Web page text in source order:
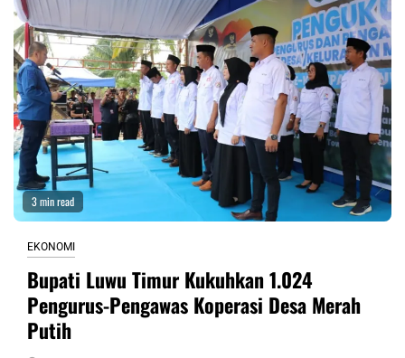
3 min read
EKONOMI
Bupati Luwu Timur Kukuhkan 1.024
Pengurus-Pengawas Koperasi Desa Merah
Putih